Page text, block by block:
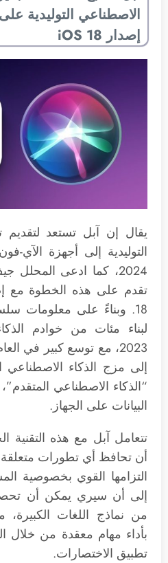
الاصطناعي التوليدية
إصدار iOS 18
يقال إن آبل تستعد لتقديم
التوليدية إلى أجهزة الآي-
2024، كما ادعى
18. وبناءً على معلومات
لبناء مئات من خوادم
2023، مع توسع كبير في
إلى مزج الذكاء الاصطناعي
“الذكاء الاصطناعي
البيانات على الجهاز.
تتعامل آبل مع هذه التقنية
أن تحافظ أي تطورات متعلقة
التزامها القوي بخصوصية
إلى أن سيري يمكن أن
من نماذج اللغات
بأداء مهام معقدة من
تطبيق الاختصارات.